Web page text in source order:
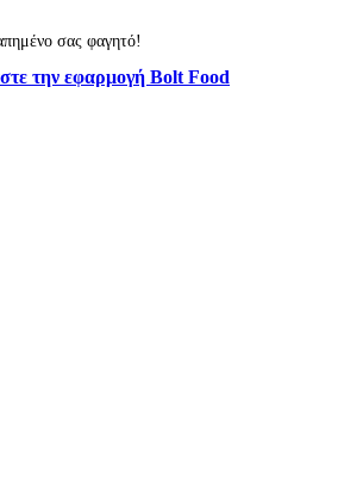
σας φαγητό!
την εφαρμογή Bolt Food